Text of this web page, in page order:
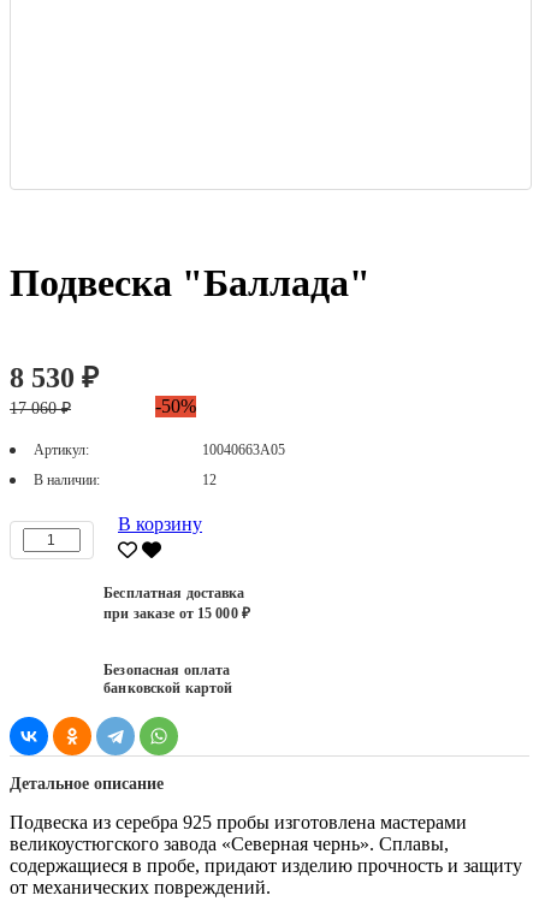
Подвеска "Баллада"
8 530 ₽
17 060 ₽ -50%
Артикул:
10040663А05
В наличии:
12
В корзину
Бесплатная доставка
при заказе от 15 000 ₽
Безопасная оплата
банковской картой
Детальное описание
Подвеска из серебра 925 пробы изготовлена мастерами
великоустюгского завода «Северная чернь». Сплавы,
содержащиеся в пробе, придают изделию прочность и защиту
от механических повреждений.